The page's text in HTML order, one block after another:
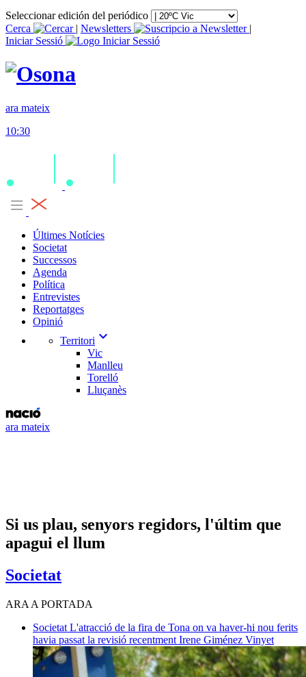
Seleccionar edición del periódico
Cerca
| Newsletters
|
Iniciar Sessió
ara mateix
10:30
Últimes Notícies
Societat
Successos
Agenda
Política
Entrevistes
Reportatges
Opinió
Territori expand_more
Vic
Manlleu
Torelló
Lluçanès
ara mateix
Si us plau, senyors regidors, l'últim que
apagui el llum
Societat
ARA A PORTADA
Societat L'atracció de la fira de Tona on va haver-hi nou ferits
havia passat la revisió recentment Irene Giménez Vinyet